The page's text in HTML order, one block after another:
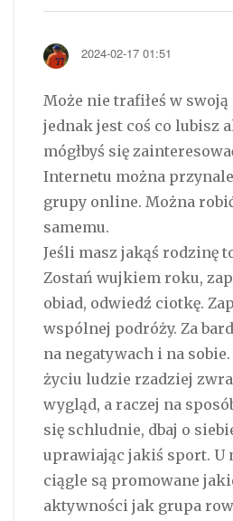
2024-02-17 01:51
Może nie trafiłeś w swoją
jednak jest coś co lubisz
mógłbyś się
Internetu można
grupy online. Można
samemu.
Jeśli masz jakąś rodzinę
Zostań wujkiem roku,
obiad, odwiedź ciotkę.
wspólnej podróży. Za
na negatywach i na
życiu ludzie rzadziej
wygląd, a raczej na
się schludnie, dbaj o
uprawiając jakiś sport. U
ciągle są promowane
aktywności jak grupa